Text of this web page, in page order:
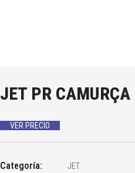
JET PR CAMURÇA
VER PRECIO
Categoría: JET